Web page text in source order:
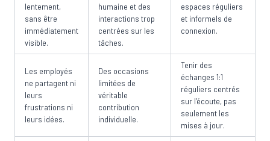
lentement,
sans être
immédiatement
visible.
humaine et des
interactions trop
centrées sur les
tâches.
espaces réguliers
et informels de
connexion.
Les employés
ne partagent ni
leurs
frustrations ni
leurs idées.
Des occasions
limitées de
véritable
contribution
individuelle.
Tenir des
échanges 1:1
réguliers centrés
sur l’écoute, pas
seulement les
mises à jour.